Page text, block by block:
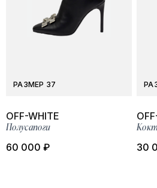
РАЗМЕР 37
OFF-WHITE
Полусапоги
60 000 ₽
30